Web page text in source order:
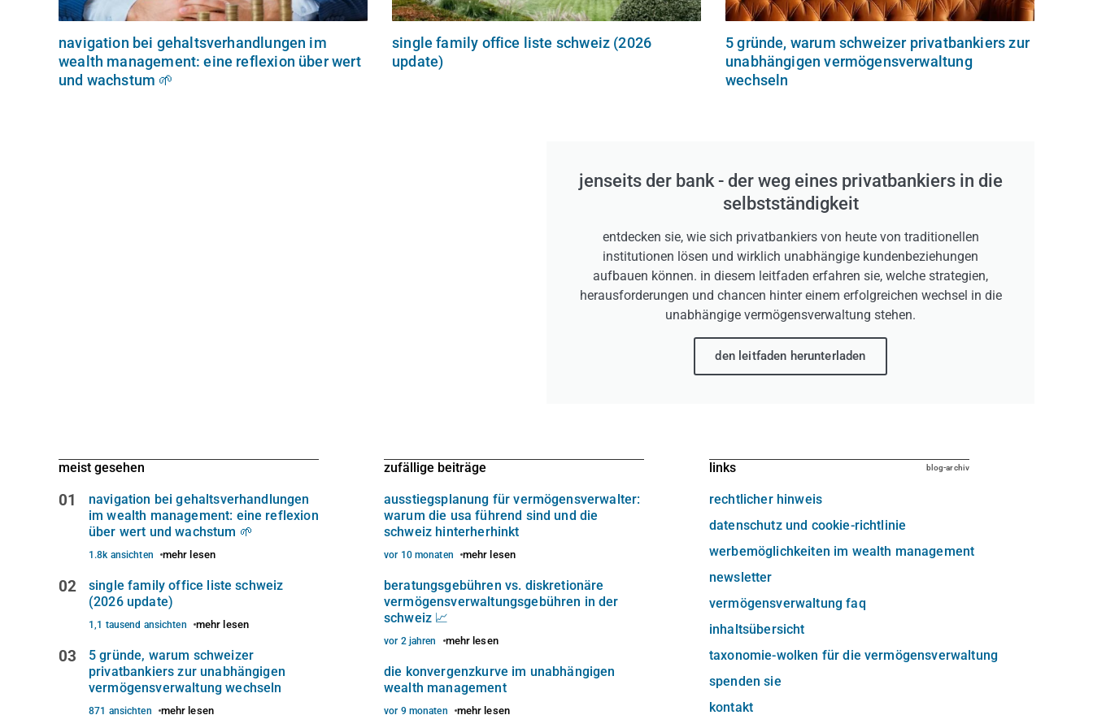
navigation bei gehaltsverhandlungen im
wealth management: eine reflexion über wert
und wachstum 🌱
single family office liste schweiz (2026
update)
5 gründe, warum schweizer privatbankiers zur
unabhängigen vermögensverwaltung
wechseln
jenseits der bank - der weg eines privatbankiers in die
selbstständigkeit
entdecken sie, wie sich privatbankiers von heute von traditionellen
institutionen lösen und wirklich unabhängige kundenbeziehungen
aufbauen können. in diesem leitfaden erfahren sie, welche strategien,
herausforderungen und chancen hinter einem erfolgreichen wechsel in die
unabhängige vermögensverwaltung stehen.
den leitfaden herunterladen
meist gesehen
01
navigation bei gehaltsverhandlungen
im wealth management: eine reflexion
über wert und wachstum 🌱
1.8k ansichten mehr lesen
02
single family office liste schweiz
(2026 update)
1,1 tausend ansichten mehr lesen
03
5 gründe, warum schweizer
privatbankiers zur unabhängigen
vermögensverwaltung wechseln
871 ansichten mehr lesen
zufällige beiträge
ausstiegsplanung für vermögensverwalter:
warum die usa führend sind und die
schweiz hinterherhinkt
vor 10 monaten mehr lesen
beratungsgebühren vs. diskretionäre
vermögensverwaltungsgebühren in der
schweiz 📈
vor 2 jahren mehr lesen
die konvergenzkurve im unabhängigen
wealth management
vor 9 monaten mehr lesen
links blog-archiv
rechtlicher hinweis
datenschutz und cookie-richtlinie
werbemöglichkeiten im wealth management
newsletter
vermögensverwaltung faq
inhaltsübersicht
taxonomie-wolken für die vermögensverwaltung
spenden sie
kontakt